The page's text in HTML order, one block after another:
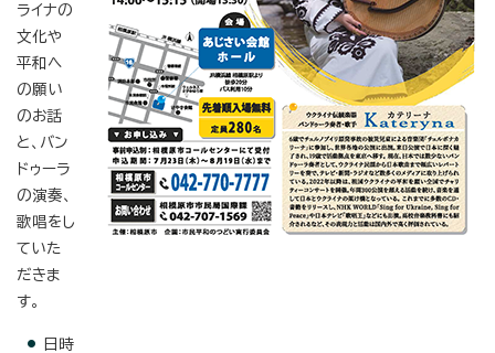
ライナの
文化や
平和へ
の願い
のお話
と、バン
ドゥーラ
の演奏、
歌唱をし
ていた
だきま
す。
日時